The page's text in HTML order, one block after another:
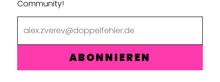
Community!